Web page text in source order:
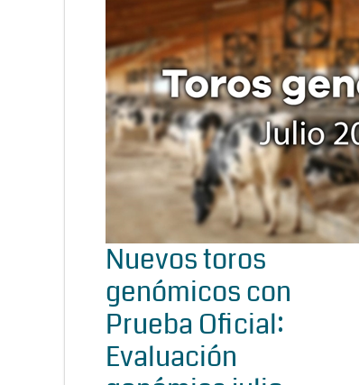
Nuevos toros
genómicos con
Prueba Oficial:
Evaluación